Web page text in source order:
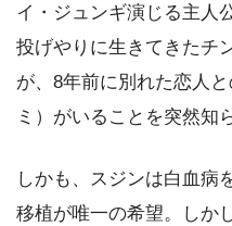
引用元：
イ・ジュンギ演じる主人
投げやりに生きてきたチ
が、8年前に別れた恋人
ミ）がいることを突然知
しかも、スジンは白血病
移植が唯一の希望。しか